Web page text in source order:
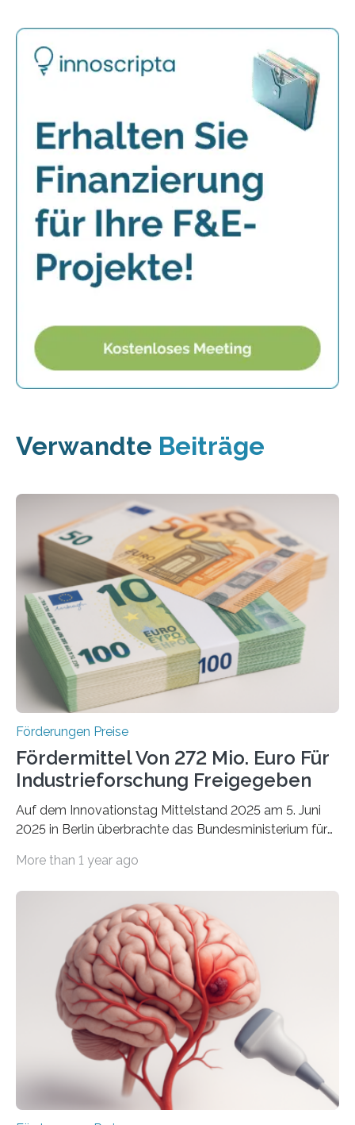
Verwandte Beiträge
Förderungen Preise
Fördermittel Von 272 Mio. Euro Für
Industrieforschung Freigegeben
Auf dem Innovationstag Mittelstand 2025 am 5. Juni
2025 in Berlin überbrachte das Bundesministerium für
Überplanmäßige Verpflichtungsermächtigungen in
Woche vom Haushaltsausschuss freigegeben – unter
anderem zur Unterstützung der
Industrieforschungsprogramme Industrielle
Gemeinschaftsforschung (IGF), Zentrales
Innovationsprogramm Mittelstand (ZIM) und
Innovationskompetenz INNO-KOM. Auf dem
Innovationstag Mittelstand 2025 am 5. Juni 2025 in
Berlin überbrachte das Bundesministerium für
Wirtschaft und Energie eine gute Nachricht:
Überplanmäßige Verpflichtungsermächtigungen in
More than 1 year ago